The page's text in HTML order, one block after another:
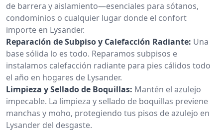
de barrera y aislamiento—esenciales para sótanos,
condominios o cualquier lugar donde el confort
importe en Lysander.
Reparación de Subpiso y Calefacción Radiante: Una
base sólida lo es todo. Reparamos subpisos e
instalamos calefacción radiante para pies cálidos todo
el año en hogares de Lysander.
Limpieza y Sellado de Boquillas: Mantén el azulejo
impecable. La limpieza y sellado de boquillas previene
manchas y moho, protegiendo tus pisos de azulejo en
Lysander del desgaste.